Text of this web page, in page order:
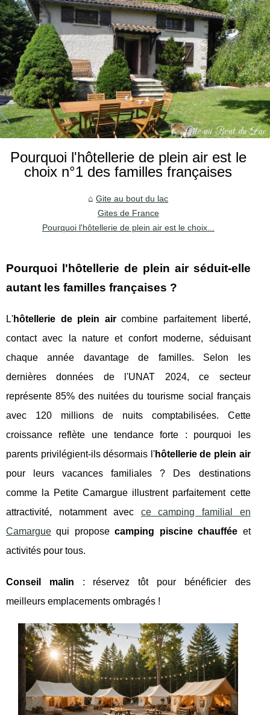
Pourquoi l'hôtellerie de plein air est le
choix n°1 des familles françaises
Gite au bout du lac
Gites de France
Pourquoi l'hôtellerie de plein air est le choix...
Pourquoi l'hôtellerie de plein air séduit-elle
autant les familles françaises ?
L'hôtellerie de plein aircombine parfaitement liberté,
contact avec la nature et confort moderne, séduisant
chaque année davantage de familles. Selon les
dernières données de l'UNAT 2024, ce secteur
représente 85% des nuitées du tourisme social français
avec 120 millions de nuits comptabilisées. Cette
croissance reflète une tendance forte : pourquoi les
parents privilégient-ils désormais l'hôtellerie de plein air
pour leurs vacances familiales ? Des destinations
comme la Petite Camargue illustrent parfaitement cette
attractivité, notamment avec ce camping familial en
Camargue qui proposecamping piscine chauffée et
activités pour tous.
Conseil malin : réservez tôt pour bénéficier des
meilleurs emplacements ombragés !